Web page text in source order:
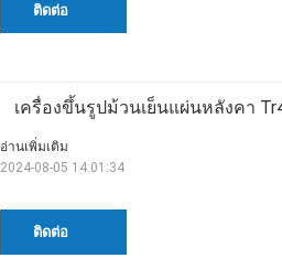
ติดต่อ
เครื่องขึ้นรูปม้วนเย็นแผ่นหลังคา
ติดต่อ
อ่านเพิ่มเติม
2024-08-05 14:01:34